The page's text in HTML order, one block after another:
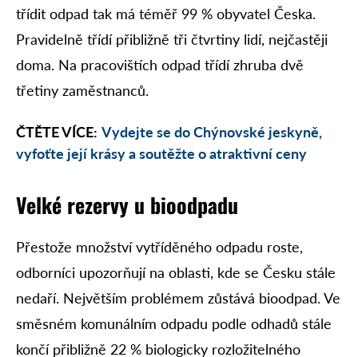
třídit odpad tak má téměř 99 % obyvatel Česka.
Pravidelně třídí přibližně tři čtvrtiny lidí, nejčastěji
doma. Na pracovištích odpad třídí zhruba dvě
třetiny zaměstnanců.
ČTĚTE VÍCE: Vydejte se do Chýnovské jeskyně,
vyfoťte její krásy a soutěžte o atraktivní ceny
Velké rezervy u bioodpadu
Přestože množství vytříděného odpadu roste,
odborníci upozorňují na oblasti, kde se Česku stále
nedaří. Největším problémem zůstává bioodpad. Ve
směsném komunálním odpadu podle odhadů stále
končí přibližně 22 % biologicky rozložitelného